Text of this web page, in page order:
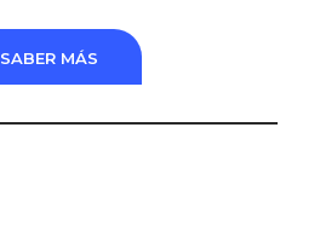
SABER MÁS